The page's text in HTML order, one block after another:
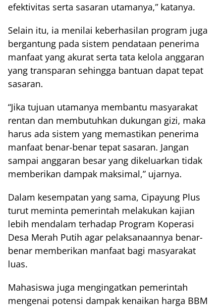
efektivitas serta sasaran utamanya,” katanya.
Selain itu, ia menilai keberhasilan program juga
bergantung pada sistem pendataan penerima
manfaat yang akurat serta tata kelola anggaran
yang transparan sehingga bantuan dapat tepat
sasaran.
“Jika tujuan utamanya membantu masyarakat
rentan dan membutuhkan dukungan gizi, maka
harus ada sistem yang memastikan penerima
manfaat benar-benar tepat sasaran. Jangan
sampai anggaran besar yang dikeluarkan tidak
memberikan dampak maksimal,” ujarnya.
Dalam kesempatan yang sama, Cipayung Plus
turut meminta pemerintah melakukan kajian
lebih mendalam terhadap Program Koperasi
Desa Merah Putih agar pelaksanaannya benar-
benar memberikan manfaat bagi masyarakat
luas.
Mahasiswa juga mengingatkan pemerintah
mengenai potensi dampak kenaikan harga BBM